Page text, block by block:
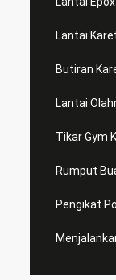
Lantai
Butiran
Lantai
Tikar Gym
Rumput
Pengikat